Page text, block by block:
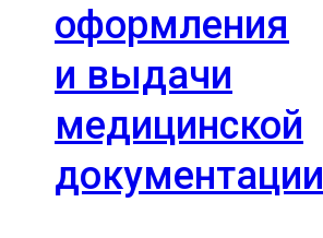
оформления
и выдачи
медицинской
документации